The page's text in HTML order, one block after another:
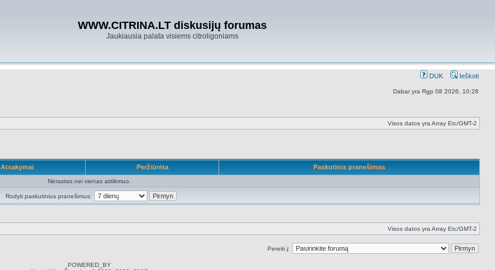
WWW.CITRINA.LT diskusijų forumas
Jaukiausia palata visiems citroligoniams
DUK Ieškoti
Dabar yra Rgp 08 2026, 10:28
Visos datos yra Array Etc/GMT-2
Atsakymai Peržiūrėta Paskutinis pranešimas
Nerastas nei vienas atitikmuo.
Rodyti paskutinius pranešimus:
Visos datos yra Array Etc/GMT-2
Pereiti į:
POWERED_BY